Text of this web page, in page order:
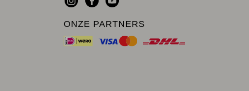
ONZE PARTNERS